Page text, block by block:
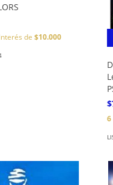
de $10.000
6